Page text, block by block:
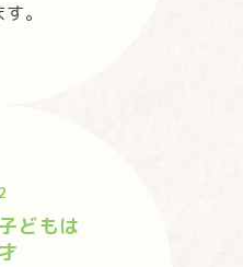
。
どもは